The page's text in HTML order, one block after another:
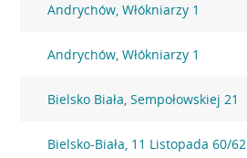
Andrychów, Włókniarzy 1
Andrychów, Włókniarzy 1
Bielsko Biała, Sempołowskiej 21
Bielsko-Biała, 11 Listopada 60/62